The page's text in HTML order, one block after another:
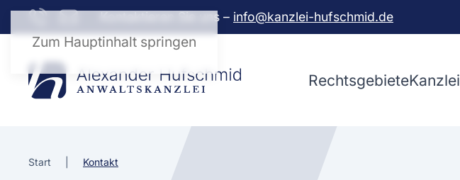
Zum Hauptinhalt springen
Kontaktieren Sie uns – info@kanzlei-hufschmid.de
RechtsgebieteKanzlei
Start Kontakt